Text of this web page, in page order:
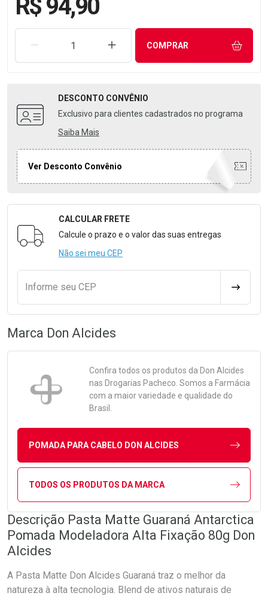
R$ 94,90
REMOVER UMA UNIDADEAUMENTAR UMA UNIDADE
COMPRAR
DESCONTO CONVÊNIO
Exclusivo para clientes cadastrados no programa
Saiba Mais
Ver Desconto Convênio
Formulário para Calcular o Frete
CALCULAR FRETE
Calcule o prazo e o valor das suas entregas
Não sei meu CEP
Informe seu CEP
Marca Don Alcides
Confira todos os produtos da Don Alcides
nas Drogarias Pacheco. Somos a Farmácia
com a maior variedade e qualidade do
Brasil.
POMADA PARA CABELO DON ALCIDES
TODOS OS PRODUTOS DA MARCA
Descrição Pasta Matte Guaraná Antarctica
Pomada Modeladora Alta Fixação 80g Don
Alcides
A Pasta Matte Don Alcides Guaraná traz o melhor da
natureza à alta tecnologia. Blend de ativos naturais de